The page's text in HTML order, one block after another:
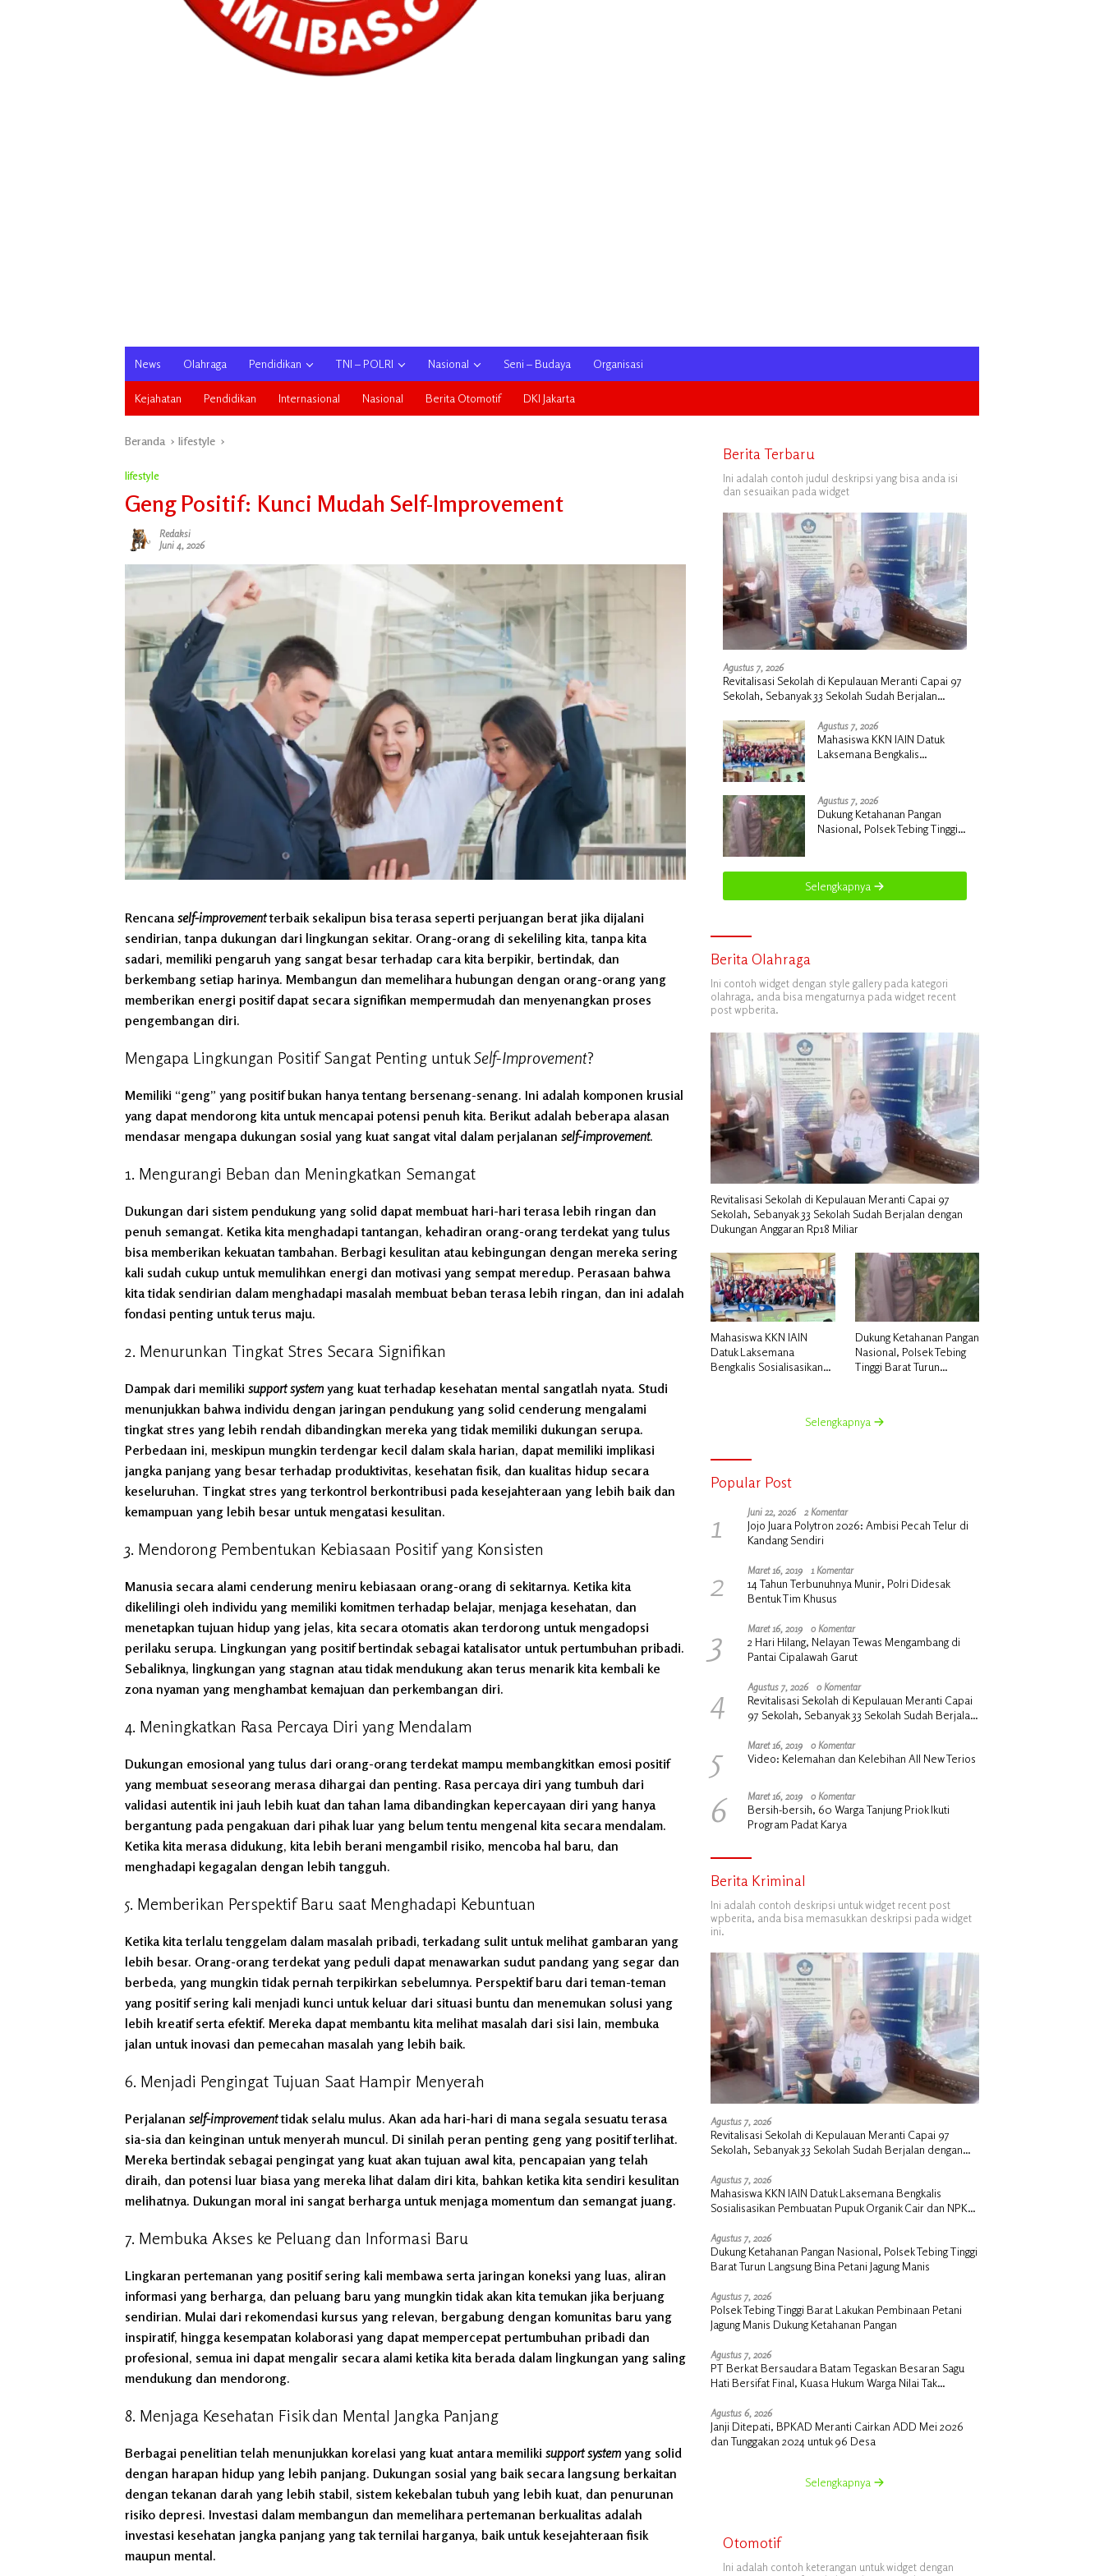
News Olahraga Pendidikan TNI – POLRI Nasional Seni – Budaya Organisasi
Kejahatan Pendidikan Internasional Nasional Berita Otomotif DKI Jakarta
Beranda lifestyle
lifestyle
Geng Positif: Kunci Mudah Self-Improvement
Redaksi
Juni 4, 2026
Rencanaself-improvementterbaik sekalipun bisa terasa seperti perjuangan berat jika dijalani
sendirian, tanpa dukungan dari lingkungan sekitar. Orang-orang di sekeliling kita, tanpa kita
sadari, memiliki pengaruh yang sangat besar terhadap cara kita berpikir, bertindak, dan
berkembang setiap harinya. Membangun dan memelihara hubungan dengan orang-orang yang
memberikan energi positif dapat secara signifikan mempermudah dan menyenangkan proses
pengembangan diri.
Mengapa Lingkungan Positif Sangat Penting untukSelf-Improvement?
Memiliki “geng” yang positif bukan hanya tentang bersenang-senang. Ini adalah komponen krusial
yang dapat mendorong kita untuk mencapai potensi penuh kita. Berikut adalah beberapa alasan
mendasar mengapa dukungan sosial yang kuat sangat vital dalam perjalanan self-improvement.
1. Mengurangi Beban dan Meningkatkan Semangat
Dukungan dari sistem pendukung yang solid dapat membuat hari-hari terasa lebih ringan dan
penuh semangat. Ketika kita menghadapi tantangan, kehadiran orang-orang terdekat yang tulus
bisa memberikan kekuatan tambahan. Berbagi kesulitan atau kebingungan dengan mereka sering
kali sudah cukup untuk memulihkan energi dan motivasi yang sempat meredup. Perasaan bahwa
kita tidak sendirian dalam menghadapi masalah membuat beban terasa lebih ringan, dan ini adalah
fondasi penting untuk terus maju.
2. Menurunkan Tingkat Stres Secara Signifikan
Dampak dari memiliki support system yang kuat terhadap kesehatan mental sangatlah nyata. Studi
menunjukkan bahwa individu dengan jaringan pendukung yang solid cenderung mengalami
tingkat stres yang lebih rendah dibandingkan mereka yang tidak memiliki dukungan serupa.
Perbedaan ini, meskipun mungkin terdengar kecil dalam skala harian, dapat memiliki implikasi
jangka panjang yang besar terhadap produktivitas, kesehatan fisik, dan kualitas hidup secara
keseluruhan. Tingkat stres yang terkontrol berkontribusi pada kesejahteraan yang lebih baik dan
kemampuan yang lebih besar untuk mengatasi kesulitan.
3. Mendorong Pembentukan Kebiasaan Positif yang Konsisten
Manusia secara alami cenderung meniru kebiasaan orang-orang di sekitarnya. Ketika kita
dikelilingi oleh individu yang memiliki komitmen terhadap belajar, menjaga kesehatan, dan
menetapkan tujuan hidup yang jelas, kita secara otomatis akan terdorong untuk mengadopsi
perilaku serupa. Lingkungan yang positif bertindak sebagai katalisator untuk pertumbuhan pribadi.
Sebaliknya, lingkungan yang stagnan atau tidak mendukung akan terus menarik kita kembali ke
zona nyaman yang menghambat kemajuan dan perkembangan diri.
4. Meningkatkan Rasa Percaya Diri yang Mendalam
Dukungan emosional yang tulus dari orang-orang terdekat mampu membangkitkan emosi positif
yang membuat seseorang merasa dihargai dan penting. Rasa percaya diri yang tumbuh dari
validasi autentik ini jauh lebih kuat dan tahan lama dibandingkan kepercayaan diri yang hanya
bergantung pada pengakuan dari pihak luar yang belum tentu mengenal kita secara mendalam.
Ketika kita merasa didukung, kita lebih berani mengambil risiko, mencoba hal baru, dan
menghadapi kegagalan dengan lebih tangguh.
5. Memberikan Perspektif Baru saat Menghadapi Kebuntuan
Ketika kita terlalu tenggelam dalam masalah pribadi, terkadang sulit untuk melihat gambaran yang
lebih besar. Orang-orang terdekat yang peduli dapat menawarkan sudut pandang yang segar dan
berbeda, yang mungkin tidak pernah terpikirkan sebelumnya. Perspektif baru dari teman-teman
yang positif sering kali menjadi kunci untuk keluar dari situasi buntu dan menemukan solusi yang
lebih kreatif serta efektif. Mereka dapat membantu kita melihat masalah dari sisi lain, membuka
jalan untuk inovasi dan pemecahan masalah yang lebih baik.
6. Menjadi Pengingat Tujuan Saat Hampir Menyerah
Perjalanan self-improvementtidak selalu mulus. Akan ada hari-hari di mana segala sesuatu terasa
sia-sia dan keinginan untuk menyerah muncul. Di sinilah peran penting geng yang positif terlihat.
Mereka bertindak sebagai pengingat yang kuat akan tujuan awal kita, pencapaian yang telah
diraih, dan potensi luar biasa yang mereka lihat dalam diri kita, bahkan ketika kita sendiri kesulitan
melihatnya. Dukungan moral ini sangat berharga untuk menjaga momentum dan semangat juang.
7. Membuka Akses ke Peluang dan Informasi Baru
Lingkaran pertemanan yang positif sering kali membawa serta jaringan koneksi yang luas, aliran
informasi yang berharga, dan peluang baru yang mungkin tidak akan kita temukan jika berjuang
sendirian. Mulai dari rekomendasi kursus yang relevan, bergabung dengan komunitas baru yang
inspiratif, hingga kesempatan kolaborasi yang dapat mempercepat pertumbuhan pribadi dan
profesional, semua ini dapat mengalir secara alami ketika kita berada dalam lingkungan yang saling
mendukung dan mendorong.
8. Menjaga Kesehatan Fisik dan Mental Jangka Panjang
Berbagai penelitian telah menunjukkan korelasi yang kuat antara memiliki support system yang solid
dengan harapan hidup yang lebih panjang. Dukungan sosial yang baik secara langsung berkaitan
dengan tekanan darah yang lebih stabil, sistem kekebalan tubuh yang lebih kuat, dan penurunan
risiko depresi. Investasi dalam membangun dan memelihara pertemanan berkualitas adalah
investasi kesehatan jangka panjang yang tak ternilai harganya, baik untuk kesejahteraan fisik
maupun mental.
Berita Terbaru
Ini adalah contoh judul deskripsi yang bisa anda isi
dan sesuaikan pada widget
Agustus 7, 2026
Revitalisasi Sekolah di Kepulauan Meranti Capai 97
Sekolah, Sebanyak 33 Sekolah Sudah Berjalan
Agustus 7, 2026
Mahasiswa KKN IAIN Datuk
Laksemana Bengkalis
Cair di Desa Kedabu Rapat
Agustus 7, 2026
Dukung Ketahanan Pangan
Nasional, Polsek Tebing Tinggi
Selengkapnya
Berita Olahraga
Ini contoh widget dengan style gallery pada kategori
olahraga, anda bisa mengaturnya pada widget recent
post wpberita.
Revitalisasi Sekolah di Kepulauan Meranti Capai 97
Sekolah, Sebanyak 33 Sekolah Sudah Berjalan dengan
Dukungan Anggaran Rp18 Miliar
Mahasiswa KKN IAIN
Datuk Laksemana
Bengkalis Sosialisasikan
Dukung Ketahanan Pangan
Nasional, Polsek Tebing
Tinggi Barat Turun
Selengkapnya
Popular Post
1 Juni 22, 2026 2 Komentar
Jojo Juara Polytron 2026: Ambisi Pecah Telur di
Kandang Sendiri
2 Maret 16, 2019 1 Komentar
14 Tahun Terbunuhnya Munir, Polri Didesak
Bentuk Tim Khusus
3 Maret 16, 2019 0 Komentar
2 Hari Hilang, Nelayan Tewas Mengambang di
Pantai Cipalawah Garut
4 Agustus 7, 2026 0 Komentar
Revitalisasi Sekolah di Kepulauan Meranti Capai
97 Sekolah, Sebanyak 33 Sekolah Sudah Berjalan
5 Maret 16, 2019 0 Komentar
Video: Kelemahan dan Kelebihan All New Terios
6 Maret 16, 2019 0 Komentar
Bersih-bersih, 60 Warga Tanjung Priok Ikuti
Program Padat Karya
Berita Kriminal
Ini adalah contoh deskripsi untuk widget recent post
wpberita, anda bisa memasukkan deskripsi pada widget
ini.
Agustus 7, 2026
Revitalisasi Sekolah di Kepulauan Meranti Capai 97
Sekolah, Sebanyak 33 Sekolah Sudah Berjalan dengan
Agustus 7, 2026
Mahasiswa KKN IAIN Datuk Laksemana Bengkalis
Sosialisasikan Pembuatan Pupuk Organik Cair dan NPK
Agustus 7, 2026
Dukung Ketahanan Pangan Nasional, Polsek Tebing Tinggi
Barat Turun Langsung Bina Petani Jagung Manis
Agustus 7, 2026
Polsek Tebing Tinggi Barat Lakukan Pembinaan Petani
Jagung Manis Dukung Ketahanan Pangan
Agustus 7, 2026
PT Berkat Bersaudara Batam Tegaskan Besaran Sagu
Hati Bersifat Final, Kuasa Hukum Warga Nilai Tak
Agustus 6, 2026
Janji Ditepati, BPKAD Meranti Cairkan ADD Mei 2026
dan Tunggakan 2024 untuk 96 Desa
Selengkapnya
Otomotif
Ini adalah contoh keterangan untuk widget dengan